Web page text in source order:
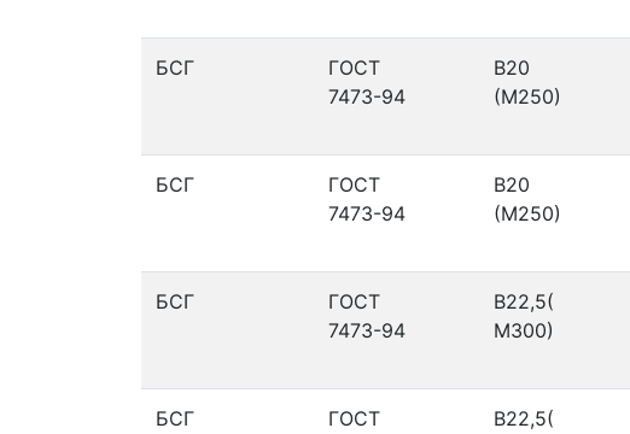
БСГ
ГОСТ
7473-94
В20
(М250)
БСГ
ГОСТ
7473-94
В20
(М250)
БСГ
ГОСТ
7473-94
В22,5(
М300)
БСГ
ГОСТ
В22,5(